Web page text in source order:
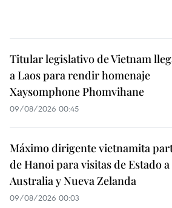
Titular legislativo de Vietnam
a Laos para rendir homenaje
Xaysomphone Phomvihane
09/08/2026 00:45
Máximo dirigente vietnamita
de Hanoi para visitas de Estado a
Australia y Nueva Zelanda
09/08/2026 00:03